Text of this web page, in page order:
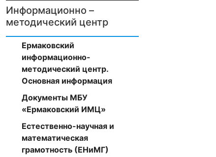
Информационно –
методический центр
Ермаковский
информационно-
методический центр.
Основная информация
Документы МБУ
«Ермаковский ИМЦ»
Естественно-научная и
математическая
грамотность (ЕНиМГ)